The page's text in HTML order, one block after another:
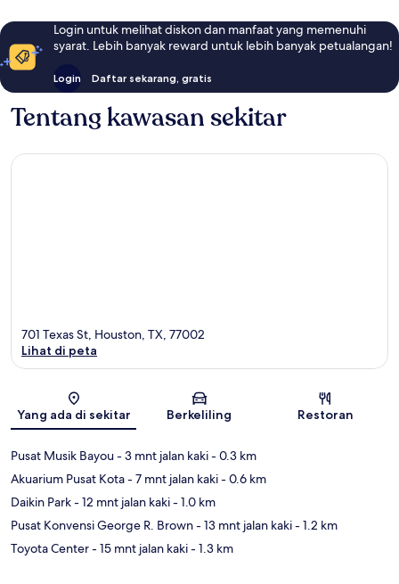
Login untuk melihat diskon dan manfaat yang memenuhi
syarat. Lebih banyak reward untuk lebih banyak petualangan!
Login Daftar sekarang, gratis
Tentang kawasan sekitar
Peta
701 Texas St, Houston, TX, 77002
Lihat di peta
Yang ada di sekitar Berkeliling Restoran
Pusat Musik Bayou- 3 mnt jalan kaki- 0.3 km
Akuarium Pusat Kota- 7 mnt jalan kaki- 0.6 km
Daikin Park- 12 mnt jalan kaki- 1.0 km
Pusat Konvensi George R. Brown- 13 mnt jalan kaki- 1.2 km
Toyota Center- 15 mnt jalan kaki- 1.3 km